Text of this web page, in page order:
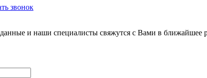
звонок
и наши специалисты свяжутся с Вами в ближайшее